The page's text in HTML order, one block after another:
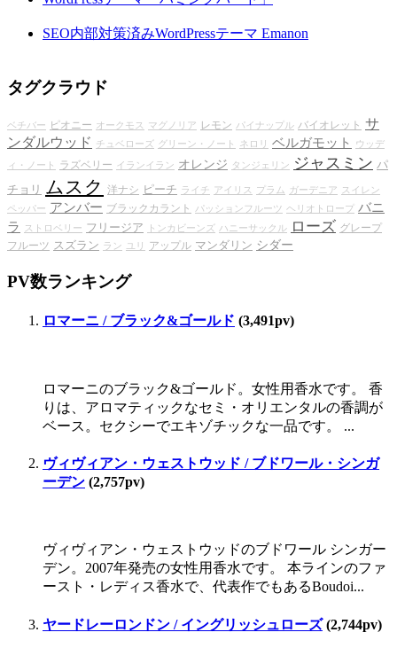
SEO内部対策済みWordPressテーマ Emanon
タグクラウド
ベチバー ピオニー オークモス マグノリア レモン パイナップル バイオレット サ
ンダルウッド
チュベローズ グリーン・ノート ネロリ ベルガモット ウッデ
ィ・ノート ラズベリー イランイラン オレンジ タンジェリン ジャスミン パ
チョリ ムスク 洋ナシ ピーチ ライチ アイリス プラム ガーデニア
スイレン
ペッパー アンバー ブラックカラント パッションフルーツ ヘリオトロープ バニ
ラ
ストロベリー フリージア トンカビーンズ ハニーサックル ローズ グレープ
フルーツ スズラン ラン ユリ アップル マンダリン シダー
PV数ランキング
ロマーニ / ブラック&ゴールド (3,491pv)
ロマーニのブラック&ゴールド。女性用香水です。 香
りは、アロマティックなセミ・オリエンタルの香調が
ベース。セクシーでエキゾチックな一品です。 ...
ヴィヴィアン・ウェストウッド / ブドワール・シンガ
ーデン (2,757pv)
ヴィヴィアン・ウェストウッドのブドワール シンガー
デン。2007年発売の女性用香水です。 本ラインのファ
ースト・レディス香水で、代表作でもあるBoudoi...
ヤードレーロンドン / イングリッシュローズ(2,744pv)